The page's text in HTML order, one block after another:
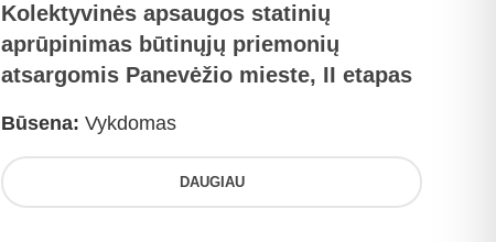
Kolektyvinės apsaugos statinių
aprūpinimas būtinųjų priemonių
atsargomis Panevėžio mieste, II etapas
Būsena: Vykdomas
DAUGIAU